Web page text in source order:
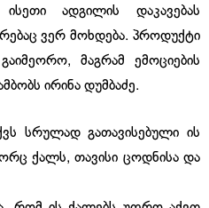
ადგილის დაკავებას
ვერ მოხდება. პროდუქტი
მაგრამ ემოციების
ირინა დუმბაძე.
სრულად გათავისებული ის
ქალს, თავისი ცოდნისა და